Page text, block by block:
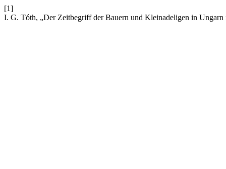
[1]
I. G. Tóth, „Der Zeitbegriff der Bauern und Kleinadeligen in